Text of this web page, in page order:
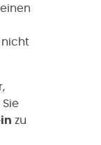
nicht
zu